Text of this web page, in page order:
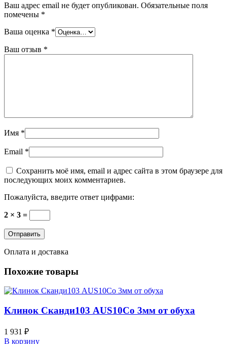
Ваш адрес email не будет опубликован. Обязательные поля
помечены *
Ваша оценка *
Ваш отзыв *
Имя *
Email *
Сохранить моё имя, email и адрес сайта в этом браузере для
последующих моих комментариев.
Пожалуйста, введите ответ цифрами:
2 × 3 =
Оплата и доставка
Похожие товары
Клинок Сканди103 AUS10Co 3мм от обуха
1 931 ₽
В корзину